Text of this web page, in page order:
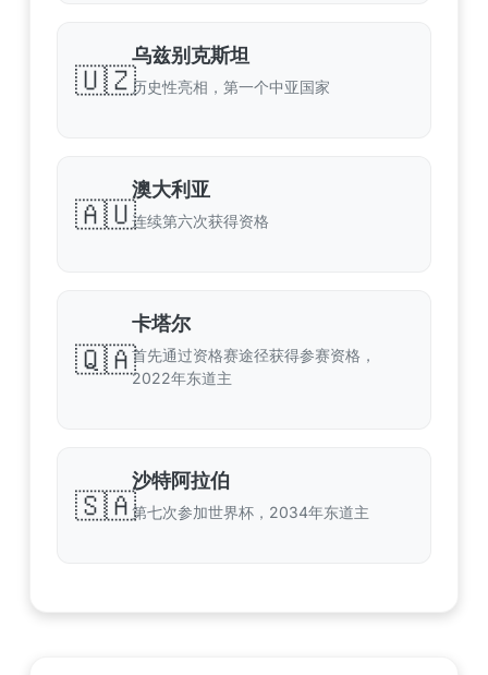
🇺🇿
乌兹别克斯坦
历史性亮相，第一个中亚国家
🇦🇺
澳大利亚
连续第六次获得资格
🇶🇦
卡塔尔
首先通过资格赛途径获得参赛资格，
2022年东道主
🇸🇦
沙特阿拉伯
第七次参加世界杯，2034年东道主